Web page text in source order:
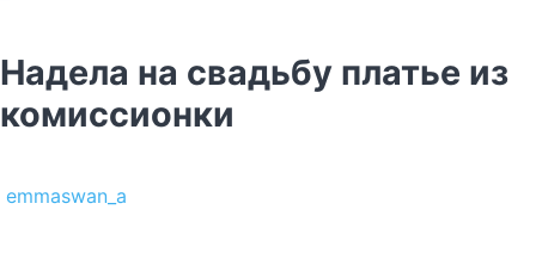
Надела на свадьбу платье из
комиссионки
emmaswan_a